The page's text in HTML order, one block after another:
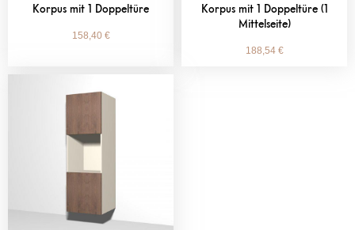
Korpus mit 1 Doppeltüre
158,40 €
Korpus mit 1 Doppeltüre (1
Mittelseite)
188,54 €